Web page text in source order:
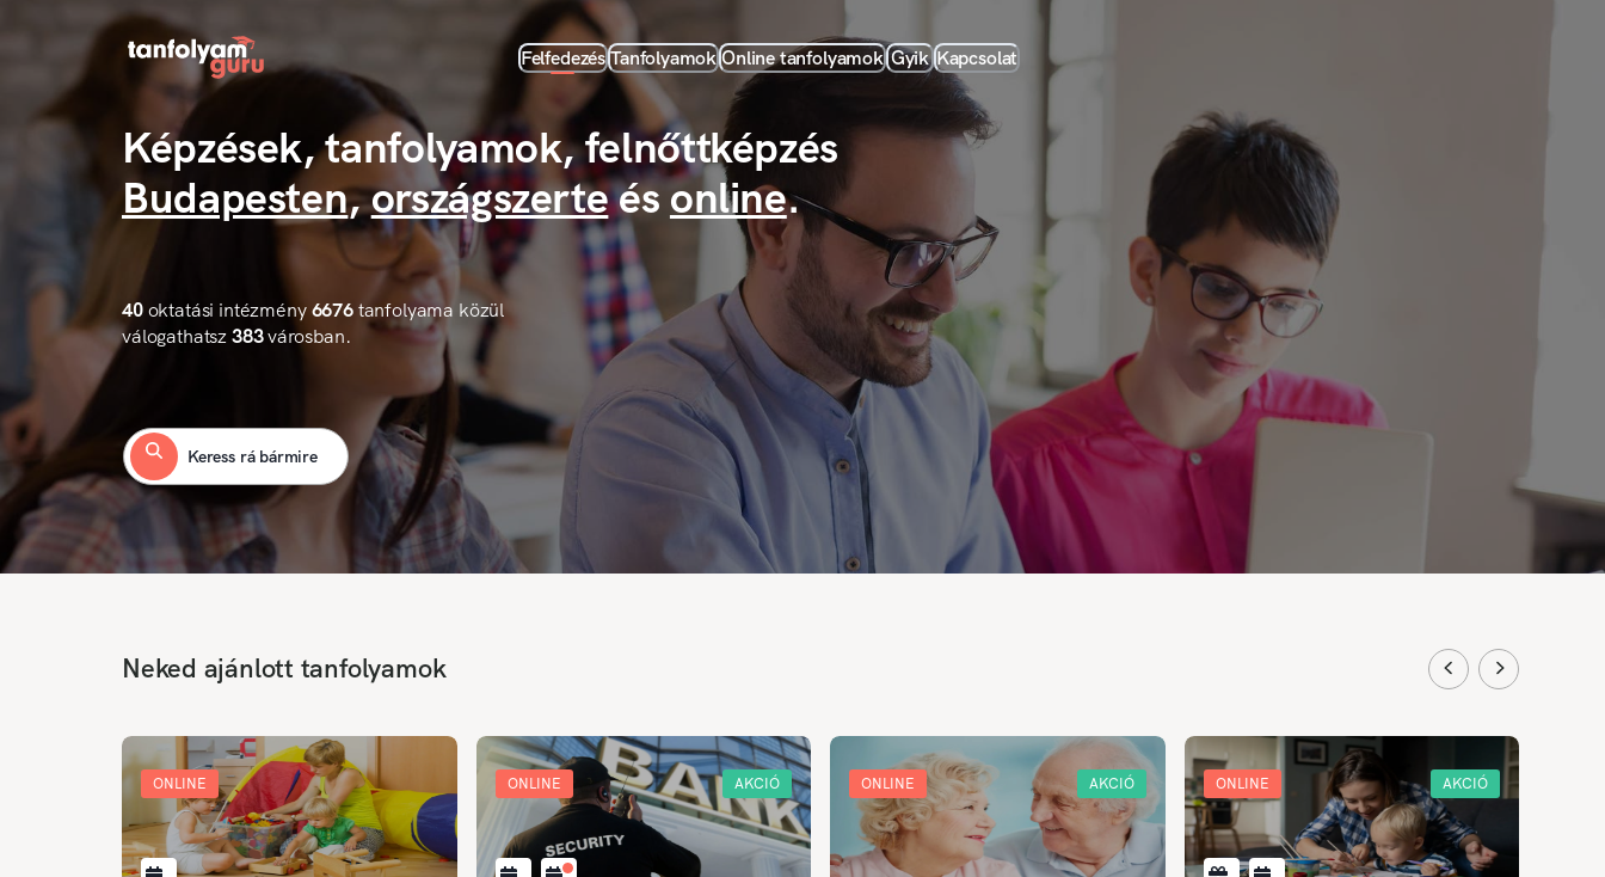
FelfedezésTanfolyamokOnline tanfolyamok Gyik Kapcsolat
Képzések, tanfolyamok, felnőttképzés
Budapesten,országszerteésonline.
40oktatási intézmény 6676tanfolyama közül
válogathatsz383városban.
Keress rá bármire
Neked ajánlott tanfolyamok
ONLINE ONLINE AKCIÓ ONLINE AKCIÓ ONLINE AKCIÓ